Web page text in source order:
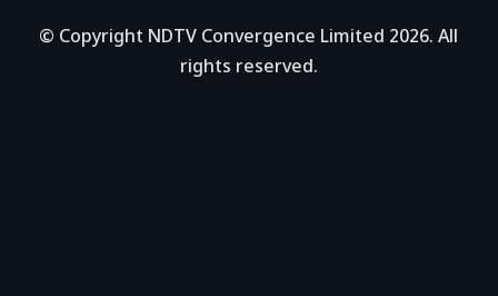
© Copyright NDTV Convergence Limited 2026. All
rights reserved.